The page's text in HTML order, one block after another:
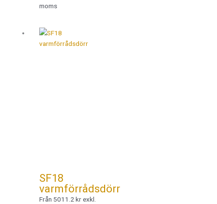
moms
SF18
varmförrådsdörr
Från 5011.2 kr exkl.